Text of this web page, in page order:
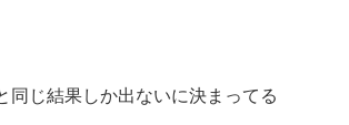
同じ結果しか出ないに決まってる